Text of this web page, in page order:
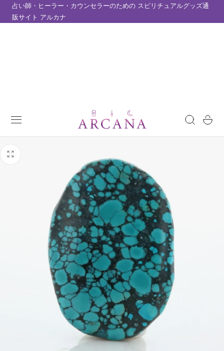
ツにスキップ
占い師・ヒーラー・カウンセラーのための スピリチュアルグッズ通
販サイト アルカナ
ー